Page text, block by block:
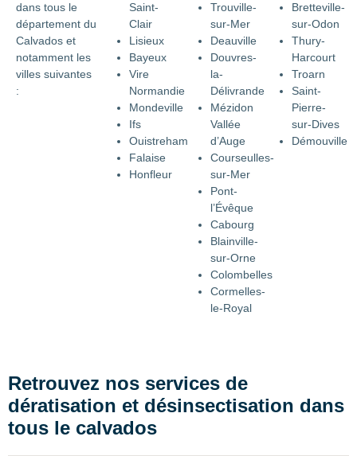
dans tous le
département du
Calvados et
notamment les
villes suivantes
:
Saint-
Clair
Lisieux
Bayeux
Vire
Normandie
Mondeville
Ifs
Ouistreham
Falaise
Honfleur
Trouville-
sur-Mer
Deauville
Douvres-
la-
Délivrande
Mézidon
Vallée
d’Auge
Courseulles-
sur-Mer
Pont-
l’Évêque
Cabourg
Blainville-
sur-Orne
Colombelles
Cormelles-
le-Royal
Bretteville-
sur-Odon
Thury-
Harcourt
Troarn
Saint-
Pierre-
sur-Dives
Démouville
Retrouvez nos services de
dératisation et désinsectisation dans
tous le calvados